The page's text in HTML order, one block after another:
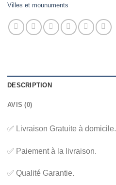
Villes et mounuments
DESCRIPTION
AVIS (0)
✅ Livraison Gratuite à domicile.
✅ Paiement à la livraison.
✅ Qualité Garantie.